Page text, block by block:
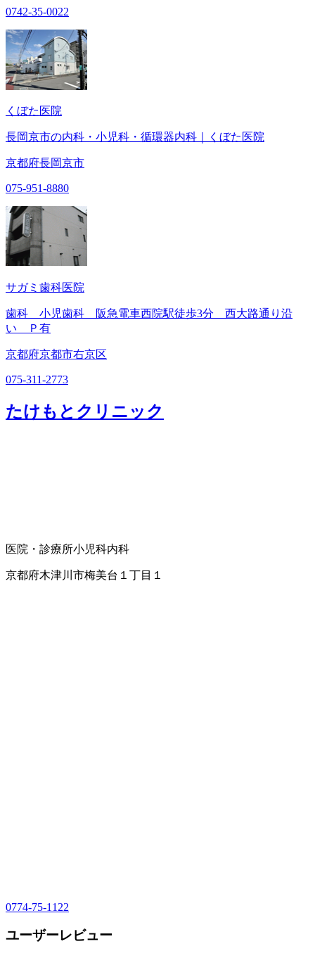
0742-35-0022
くぼた医院
長岡京市の内科・小児科・循環器内科｜くぼた医院
京都府長岡京市
075-951-8880
サガミ歯科医院
歯科 小児歯科 阪急電車西院駅徒歩3分 西大路通り沿
い Ｐ有
京都府京都市右京区
075-311-2773
たけもとクリニック
医院・診療所小児科内科
京都府木津川市梅美台１丁目１
0774-75-1122
ユーザーレビュー